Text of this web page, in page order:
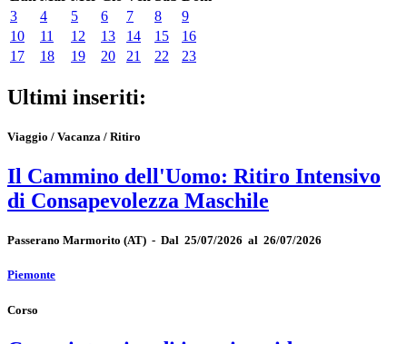
3
4 5 6 7 8
9
10
11 12 13 14 15
16
17
18 19 20 21 22 23
Ultimi inseriti:
Viaggio / Vacanza / Ritiro
Il Cammino dell'Uomo: Ritiro Intensivo
di Consapevolezza Maschile
Passerano Marmorito (AT) - Dal 25/07/2026 al 26/07/2026
Piemonte
Corso